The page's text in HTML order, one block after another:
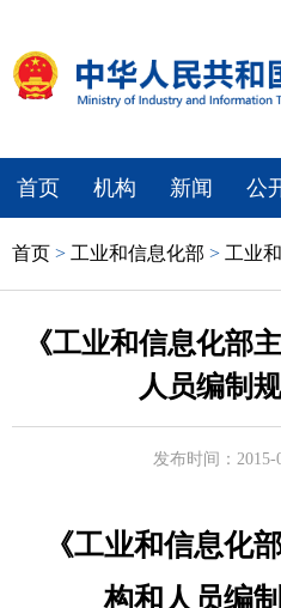
首页 机构 新闻 公
首页 > 工业和信息化部 > 工业
《工业和信息化部
人员编制
发布时间：2015-
《工业和信息化
构和人员编